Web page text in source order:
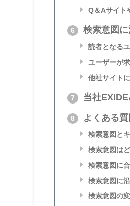
Q＆Aサイト
6 検索意図
読者となる
ユーザーが
他社サイト
7 当社
8 よくある質
検索意図と
検索意図は
検索意図に
検索意図に
検索意図の